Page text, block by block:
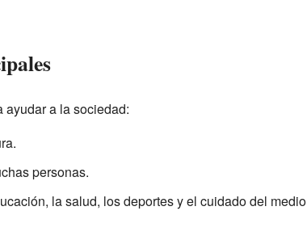
ayudar a la sociedad:
personas.
la salud, los deportes y el cuidado del medio